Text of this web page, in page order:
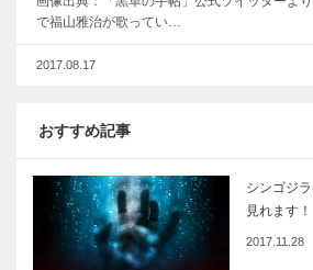
で福山雅治が歌ってい…
2017.08.17
おすすめ記事
シンゴジ
見れます！
2017.11.28